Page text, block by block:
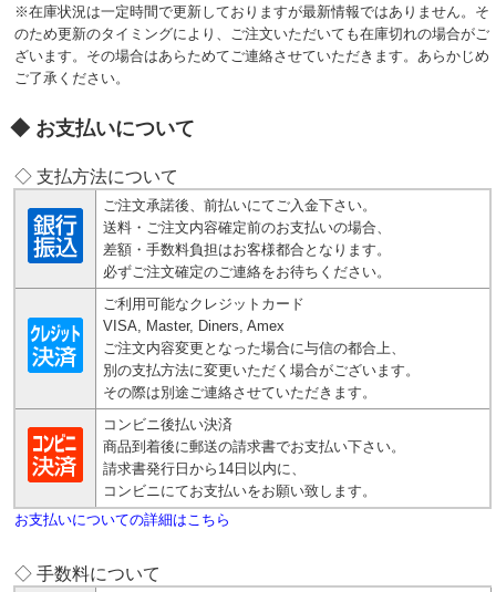
※在庫状況は一定時間で更新しておりますが最新情報ではありません。そ
のため更新のタイミングにより、ご注文いただいても在庫切れの場合がご
ざいます。その場合はあらためてご連絡させていただきます。あらかじめ
ご了承ください。
お支払いについて
◇ 支払方法について
ご注文承諾後、前払いにてご入金下さい。
送料・ご注文内容確定前のお支払いの場合、
差額・手数料負担はお客様都合となります。
必ずご注文確定のご連絡をお待ちください。
ご利用可能なクレジットカード
VISA, Master, Diners, Amex
ご注文内容変更となった場合に与信の都合上、
別の支払方法に変更いただく場合がございます。
その際は別途ご連絡させていただきます。
コンビニ後払い決済
商品到着後に郵送の請求書でお支払い下さい。
請求書発行日から14日以内に、
コンビニにてお支払いをお願い致します。
お支払いについての詳細はこちら
◇ 手数料について